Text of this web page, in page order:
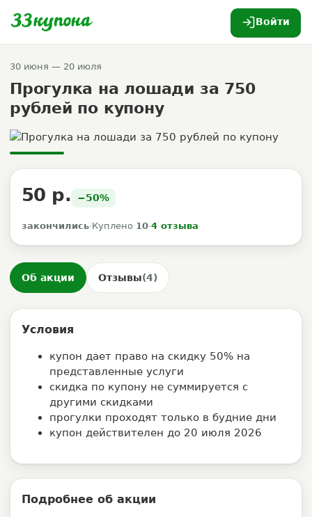
Войти
30 июня — 20 июля
Прогулка на лошади за 750
рублей по купону
50 р. −50%
закончились·Куплено 10·4 отзыва
Об акции Отзывы(4)
Условия
купон дает право на скидку 50% на
представленные услуги
скидка по купону не суммируется с
другими скидками
прогулки проходят только в будние дни
купон действителен до 20 июля 2026
Подробнее об акции